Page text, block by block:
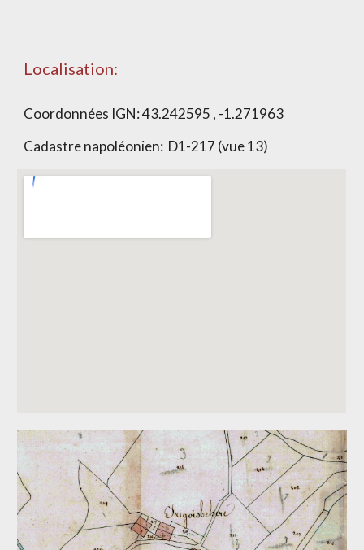
Localisation:
Coordonnées IGN:43.242595 , -1.271963
Cadastre napoléonien: D1-217 (vue 13)